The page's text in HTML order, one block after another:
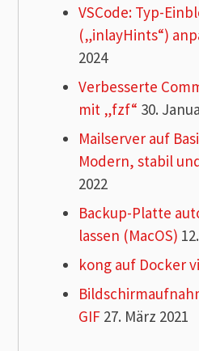
VSCode: Typ-
(„inlayHints“)
2024
Verbesserte
mit „fzf“ 30.
Mailserver auf
Modern, stabil
2022
Backup-Platte
lassen (MacOS)
kong auf Docker
GIF 27. März 2021